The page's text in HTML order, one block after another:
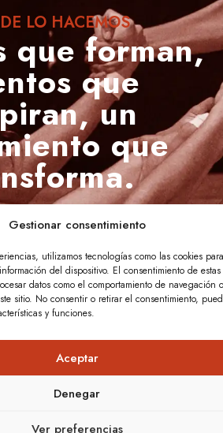
Gestionar consentimiento
utilizamos tecnologías como las cookies para
del dispositivo. El consentimiento de estas
datos como el comportamiento de navegación
sitio. No consentir o retirar el consentimiento,
y funciones.
Aceptar
Denegar
Ver preferencias
LO HACEMOS
que forman,
que
un
que
INFORMACIÓN